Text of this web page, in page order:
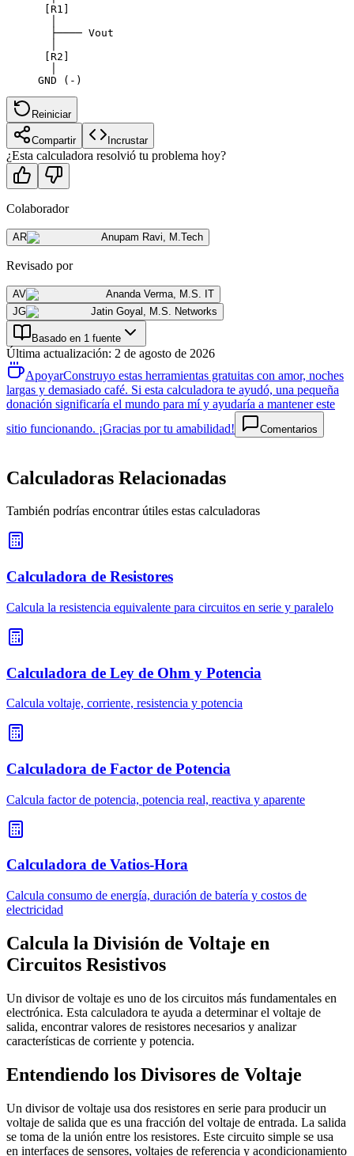
      [R1]
       ├──── Vout
      [R2]
Reiniciar
Compartir Incrustar
¿Esta calculadora resolvió tu problema hoy?
Colaborador
AR Anupam Ravi M.Tech
Revisado por
AV Ananda Verma M.S. IT
JG
Jatin Goyal M.S. Networks
Basado en 1 fuente
Última actualización: 2 de agosto de 2026
ApoyarConstruyo estas herramientas gratuitas con amor, noches
largas y demasiado café. Si esta calculadora te ayudó, una pequeña
donación significaría el mundo para mí y ayudaría a mantener este
sitio funcionando. ¡Gracias por tu amabilidad!
Comentarios
Calculadoras Relacionadas
También podrías encontrar útiles estas calculadoras
Calculadora de Resistores
Calcula la resistencia equivalente para circuitos en serie y paralelo
Calculadora de Ley de Ohm y Potencia
Calcula voltaje, corriente, resistencia y potencia
Calculadora de Factor de Potencia
Calcula factor de potencia, potencia real, reactiva y aparente
Calculadora de Vatios-Hora
Calcula consumo de energía, duración de batería y costos de
electricidad
Calcula la División de Voltaje en
Circuitos Resistivos
Un divisor de voltaje es uno de los circuitos más fundamentales en
electrónica. Esta calculadora te ayuda a determinar el voltaje de
salida, encontrar valores de resistores necesarios y analizar
características de corriente y potencia.
Entendiendo los Divisores de Voltaje
Un divisor de voltaje usa dos resistores en serie para producir un
voltaje de salida que es una fracción del voltaje de entrada. La salida
se toma de la unión entre los resistores. Este circuito simple se usa
en interfaces de sensores, voltajes de referencia y acondicionamiento